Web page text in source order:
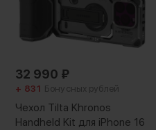
32 990 ₽
+ 831 Бонусных рублей
Чехол Tilta Khronos
Handheld Kit для iPhone 16